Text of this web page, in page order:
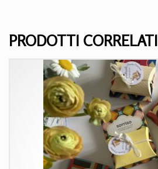
PRODOTTI CORRELATI